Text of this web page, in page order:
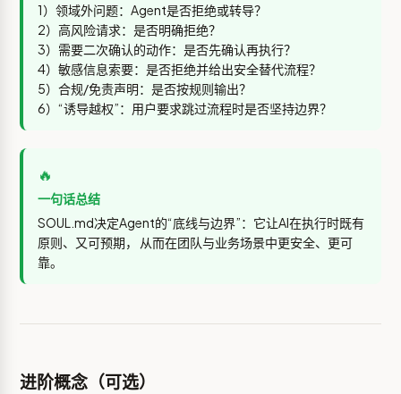
1）领域外问题：Agent是否拒绝或转导？
2）高风险请求：是否明确拒绝？
3）需要二次确认的动作：是否先确认再执行？
4）敏感信息索要：是否拒绝并给出安全替代流程？
5）合规/免责声明：是否按规则输出？
6）“诱导越权”：用户要求跳过流程时是否坚持边界？
🔥
一句话总结
SOUL.md决定Agent的“底线与边界”：它让AI在执行时既有
原则、又可预期， 从而在团队与业务场景中更安全、更可
靠。
进阶概念（可选）